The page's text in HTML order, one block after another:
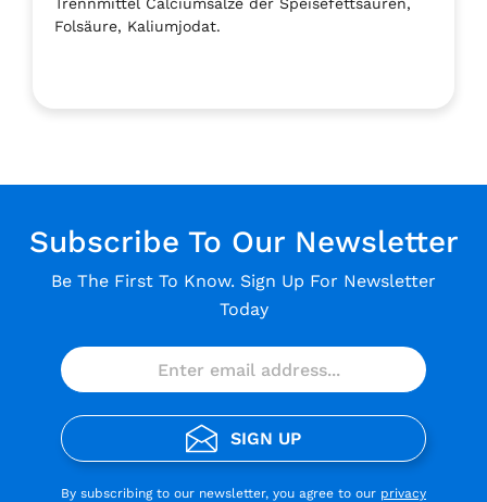
Folsäure, Kaliumjodat.
Subscribe To Our Newsletter
Be The First To Know. Sign Up For Newsletter
Today
SIGN UP
By subscribing to our newsletter, you agree to our privacy